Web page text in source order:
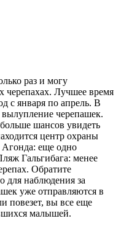
раз и могу
черепахах. Лучшее время
с января по апрель. В
черепашек.
больше шансов увидеть
центр охраны
еще одно
Гальгибага: менее
Обратите
для наблюдения за
уже отправляются в
повезет, вы все еще
малышей.